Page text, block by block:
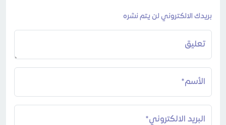
بريدك الالكتروني لن يتم نشره
تعليق
الأسم*
البريد الالكتروني*